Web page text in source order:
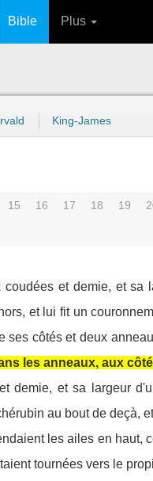
Bible Plus
King-James
15 16 17 18 19
et demie, et sa
et lui fit un
côtés et deux
les anneaux, aux
demie, et sa largeur
au bout de deçà,
les ailes en haut,
tournées vers le